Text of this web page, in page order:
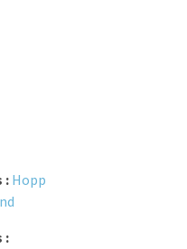
: Hopp
: